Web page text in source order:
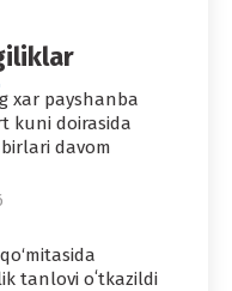
xar payshanba
kuni doirasida
davom
tanlovi oʻtkazildi